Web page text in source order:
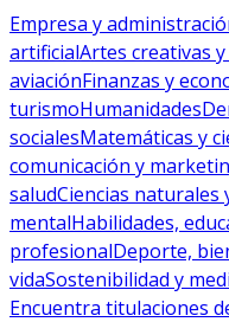
Empresa y
artificialArtes creativas
aviaciónFinanzas y
turismoHumanidades
socialesMatemáticas y
comunicación y
saludCiencias naturales
mentalHabilidades,
profesionalDeporte,
vidaSostenibilidad y
Encuentra titulaciones